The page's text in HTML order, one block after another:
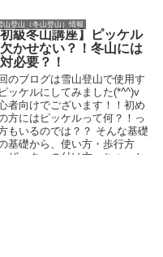
山登山（冬山登山）情報
初級冬山講座】ピッケル
かせない？！冬山には
必要？！
のブログは雪山登山で使用す
ッケルにしてみました(*^^)v
者向けでございます！！初め
方にはピッケルって何？！っ
もいるのでは？？ そんな基礎
基礎から、使い方・歩行方
ザックへの付け方、ちょっと